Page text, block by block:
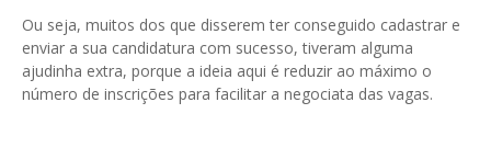
Ou seja, muitos dos que disserem ter conseguido cadastrar e
enviar a sua candidatura com sucesso, tiveram alguma
ajudinha extra, porque a ideia aqui é reduzir ao máximo o
número de inscrições para facilitar a negociata das vagas.